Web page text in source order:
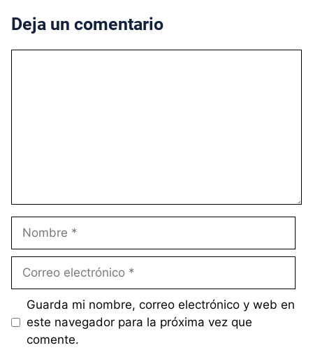
Deja un comentario
electrónico
Guarda mi nombre, correo electrónico y web en
este navegador para la próxima vez que
comente.